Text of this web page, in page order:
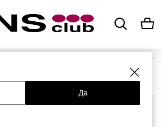
Да
Женская одежда